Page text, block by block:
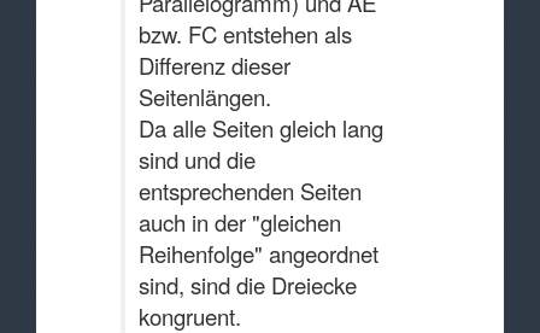
bzw. FC entstehen als
Differenz dieser
Seitenlängen.
Da alle Seiten gleich lang
sind und die
entsprechenden Seiten
auch in der "gleichen
Reihenfolge" angeordnet
sind, sind die Dreiecke
kongruent.